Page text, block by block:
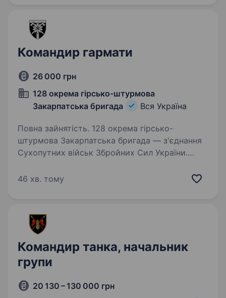
командира відділення в САМОХІДНИЙ…
Командир гармати
26 000 грн
128 окрема гірсько-штурмова
Закарпатська бригада
Вся Україна
Повна зайнятість. 128 окрема гірсько-
штурмова Закарпатська бригада — з'єднання
Сухопутних військ Збройних Сил України.
на території мальовничої Закарпатської
46 хв. тому
Командир танка, начальник
групи
20 130 – 130 000 грн